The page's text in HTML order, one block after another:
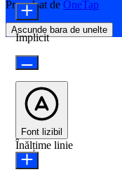
Propulsat de OneTap
Ascunde bara de unelte
Implicit
Font lizibil
Înălțime linie